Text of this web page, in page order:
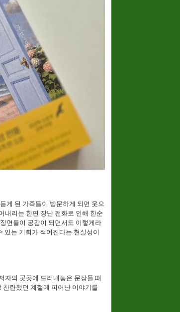
게 된 가족들이 방문하게 되면 웃으
내리는 한편 장난 전화로 인해 한순
면들이 공감이 되면서도 이렇게라
있는 기회가 적어진다는 현실성이
자의 곳곳에 드러내놓은 문장들 때
란했던 계절에 피어난 이야기를